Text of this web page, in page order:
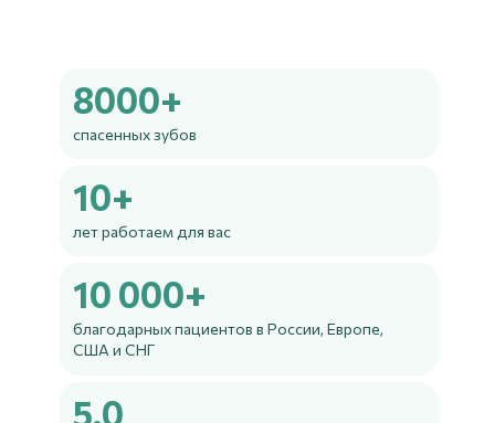
8000+
спасенных зубов
лет работаем для вас
10+
10 000+
благодарных пациентов в России, Европе,
США и СНГ
5.0